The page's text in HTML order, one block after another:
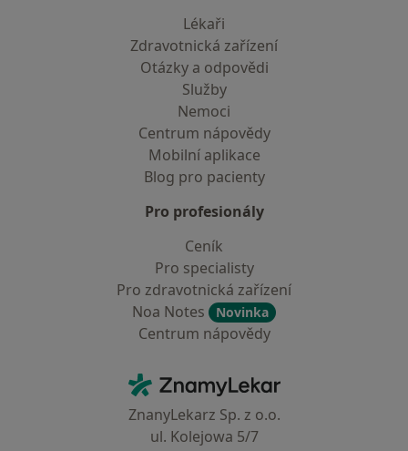
Lékaři
Zdravotnická zařízení
Otázky a odpovědi
Služby
Nemoci
Centrum nápovědy
Mobilní aplikace
Blog pro pacienty
Pro profesionály
Ceník
Pro specialisty
Pro zdravotnická zařízení
Noa Notes
Novinka
Centrum nápovědy
ZnamyLekar - Hlavní stránka
ZnanyLekarz Sp. z o.o.
ul. Kolejowa 5/7